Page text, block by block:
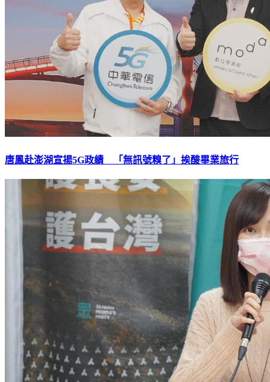
唐鳳赴澎湖宣揚5G政績 「無訊號糗了」挨酸畢業旅行